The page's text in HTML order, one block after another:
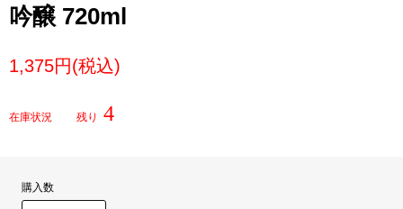
吟醸 720ml
1,375円(税込)
在庫状況 残り 4
購入数